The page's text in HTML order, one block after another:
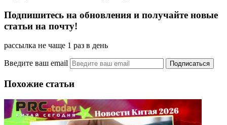
Подпишитесь на обновления и получайте новые
статьи на почту!
рассылка не чаще 1 раз в день
Введите ваш email
Похожие статьи